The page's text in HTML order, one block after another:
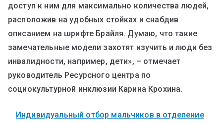
доступ к ним для максимально количества людей,
расположив на удобных стойках и снабдив
описанием на шрифте Брайля. Думаю, что такие
замечательные модели захотят изучить и люди без
инвалидности, например, дети», – отмечает
руководитель Ресурсного центра по
социокультурной инклюзии Карина Крохина.
Индивидуальный отбор мальчиков в отделение